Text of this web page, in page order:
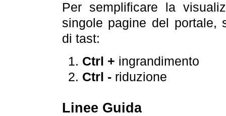
Per semplificare la
singole pagine del portale,
di tast:
Ctrl + ingrandimento
Ctrl -riduzione
Linee Guida